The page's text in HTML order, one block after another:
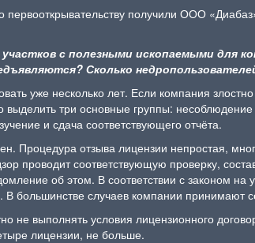
получили ООО
с полезными ископаемыми для
Сколько
уже несколько лет. Если компания
выделить три основные группы:
и сдача соответствующего отчёта.
Процедура отзыва лицензии непростая,
проводит соответствующую проверку,
об этом. В соответствии с законом на
В большинстве случаев компании
не выполнять условия лицензионного
лицензии, не больше.